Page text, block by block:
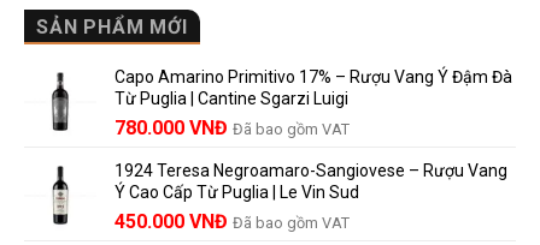
lựa
chọn
đáng
nhãn
rượu
vang
và
những
người
Được
Bao
Lâu?
Hướng
Dẫn
Lưu
Trữ
Và
SẢN PHẨM MỚI
Capo Amarino Primitivo 17% – Rượu Vang Ý Đậm Đà
Từ Puglia | Cantine Sgarzi Luigi
Giá
là:
858.000 VNĐ.
780.000 VNĐ Giá
tại
là:
780.000 VNĐ.
Đã bao gồm VAT
1924 Teresa Negroamaro-Sangiovese – Rượu Vang
Ý Cao Cấp Từ Puglia | Le Vin Sud
Giá
450.000 VNĐ Giá
Đã bao gồm VAT